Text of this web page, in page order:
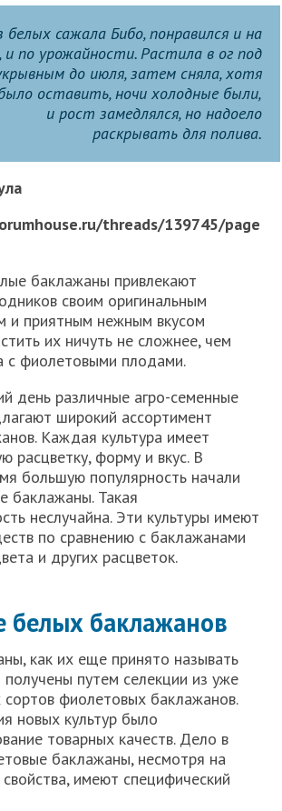
белых сажала Бибо, понравился и на
и по урожайности. Растила в ог под
до июля, затем сняла, хотя
оставить, ночи холодные были,
и рост замедлялся, но надоело
раскрывать для полива.
threads/139745/page
баклажаны привлекают
своим оригинальным
и приятным нежным вкусом
их ничуть не сложнее, чем
с фиолетовыми плодами.
день различные агро-семенные
широкий ассортимент
Каждая культура имеет
расцветку, форму и вкус. В
большую популярность начали
баклажаны. Такая
неслучайна. Эти культуры имеют
по сравнению с баклажанами
и других расцветок.
белых баклажанов
как их еще принято называть
путем селекции из уже
фиолетовых баклажанов.
новых культур было
товарных качеств. Дело в
баклажаны, несмотря на
имеют специфический